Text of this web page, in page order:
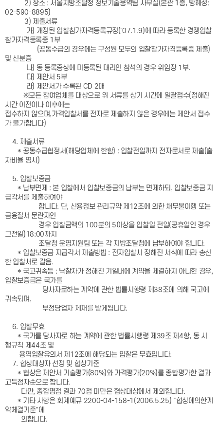
2) 장소 : 서울지방조달청 정보기술용역팀 사무실(본관 1층, 방혜성:
02-590-8895)
3) 제출서류
가) 개정된 입찰참가자격등록규정('07.1.9)에 따라 등록한 경쟁입찰
참가자격등록증 1부
(공동수급의 경우에는 구성원 모두의 입찰참가자격등록증 제출)
및 신분증
나) 동 등록증상에 미등록된 대리인 참석의 경우 위임장 1부.
다) 제안서 5부
라) 제안서가 수록된 CD 2매
※모든 참여업체를 대상으로 위 서류를 상기 시간에 일괄접수(정해진
시간 이전이나 이후에는
접수하지 않으며,가격입찰서를 전자로 제출하지 않은 경우에는 제안서 접수
가 불가합니다)
4. 제출서류
* 공동수급협정서(해당업체에 한함) : 입찰전일까지 전자문서로 제출(출
자비율 명시)
5. 입찰보증금
* 납부면제 : 본 입찰에서 입찰보증금의 납부는 면제하되, 입찰보증금 지
급각서를 제출하여야
합니다. 단, 신용정보 관리규약 제12조에 의한 채무불이행 또는
금융질서 문란자인
경우 입찰금액의 100분의 5이상을 입찰일 전일(공휴일인 경우
그전일)18:00까지
조달청 운영지원팀 또는 각 지방조달청에 납부하여야 합니다.
* 입찰보증금 지급각서 제출방법 : 전자입찰시 정해진 서식에 따라 송신
한 입찰서로 갈음.
* 국고귀속등 : 낙찰자가 정해진 기일내에 계약을 체결하지 아니한 경우,
입찰보증금은 국가를
당사자로하는 계약에 관한 법률시행령 제38조에 의해 국고에
귀속되며,
부정당업자 제재를 받게됩니다.
6. 입찰무효
* 국가를 당사자로 하는 계약에 관한 법률시행령 제39조 제4항, 동 시
행규칙 제44조 및
용역입찰유의서 제12조에 해당되는 입찰은 무효입니다.
7. 협상대상자 선정 및 협상기준
* 협상은 제안서 기술평가(80%)와 가격평가(20%)를 종합평가한 결과
고득점자순으로 합니다.
다만, 종합평점 결과 70점 미만은 협상대상에서 제외합니다.
* 기타 사항은 회계예규 2200-04-158-1(2006.5.25) "협상에의한계
약체결기준"에
의합니다.